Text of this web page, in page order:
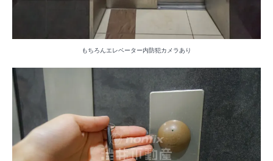
もちろんエレベーター内防犯カメラあり